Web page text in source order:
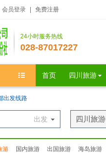
会员登录 免费注册
24小时服务热线
028-87017227
首页 四川旅游
出发线路
出发 四川旅游
游 国内旅游 出国旅游 海岛旅游